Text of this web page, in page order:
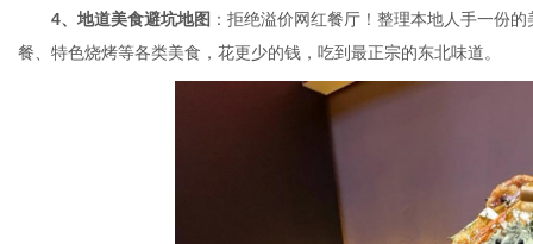
4、地道美食避坑地图 ：拒绝溢价网红餐厅！整理本地人手一份
餐、特色烧烤等各类美食，花更少的钱，吃到最正宗的东北味道。